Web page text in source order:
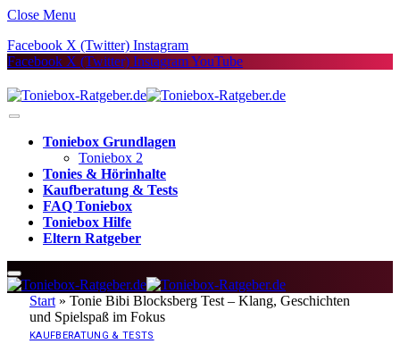
Close Menu
Facebook X (Twitter) Instagram
Facebook X (Twitter) InstagramYouTube
Toniebox Grundlagen
Toniebox 2
Tonies & Hörinhalte
Kaufberatung & Tests
FAQ Toniebox
Toniebox Hilfe
Eltern Ratgeber
Start » Tonie Bibi Blocksberg Test – Klang, Geschichten
und Spielspaß im Fokus
KAUFBERATUNG & TESTS